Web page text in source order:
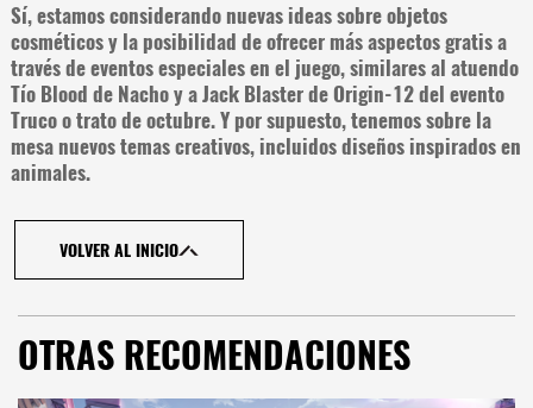
Sí, estamos considerando nuevas ideas sobre objetos
cosméticos y la posibilidad de ofrecer más aspectos gratis a
través de eventos especiales en el juego, similares al atuendo
Tío Blood de Nacho y a Jack Blaster de Origin-12 del evento
Truco o trato de octubre. Y por supuesto, tenemos sobre la
mesa nuevos temas creativos, incluidos diseños inspirados en
animales.
VOLVER AL INICIO
OTRAS RECOMENDACIONES